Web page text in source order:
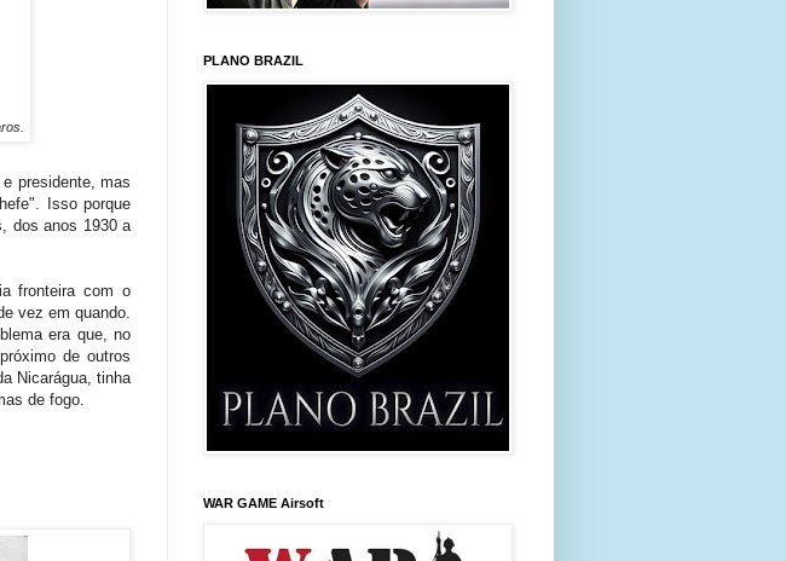
presidente, mas
Isso porque
dos anos 1930 a
fronteira com o
vez em quando.
era que, no
de outros
Nicarágua, tinha
de fogo.
PLANO BRAZIL
WAR GAME Airsoft